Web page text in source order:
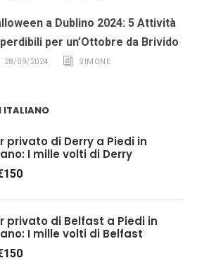
a Dublino 2024: 5 Attività
per un’Ottobre da Brivido
28/09/2024 SIMONE
ITALIANO
privato di Derry a Piedi in
I mille volti di Derry
privato di Belfast a Piedi in
I mille volti di Belfast